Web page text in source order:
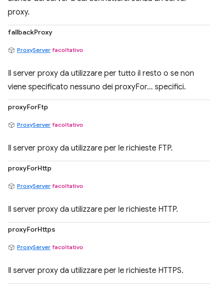
proxy.
fallbackProxy
ProxyServer facoltativo
Il server proxy da utilizzare per tutto il resto o se non
viene specificato nessuno dei proxyFor... specifici.
proxyForFtp
ProxyServer facoltativo
Il server proxy da utilizzare per le richieste FTP.
proxyForHttp
ProxyServer facoltativo
Il server proxy da utilizzare per le richieste HTTP.
proxyForHttps
ProxyServer facoltativo
Il server proxy da utilizzare per le richieste HTTPS.